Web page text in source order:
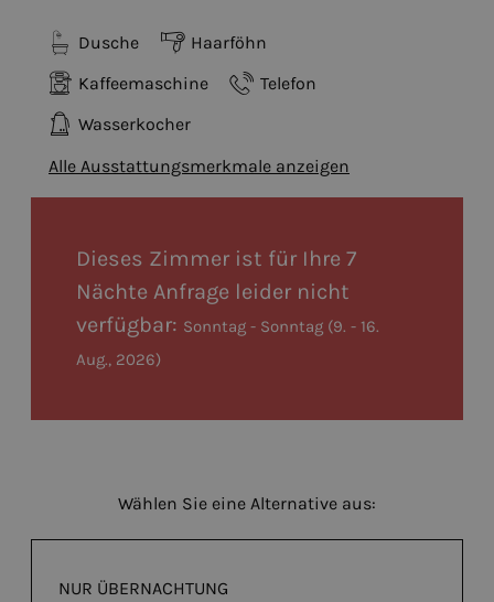
Dusche
Haarföhn
Kaffeemaschine
Telefon
Wasserkocher
Alle Ausstattungsmerkmale anzeigen
Dieses Zimmer ist für Ihre 7
Nächte Anfrage leider nicht
verfügbar: Sonntag - Sonntag (9. - 16.
Aug., 2026)
Wählen Sie eine Alternative aus:
NUR ÜBERNACHTUNG